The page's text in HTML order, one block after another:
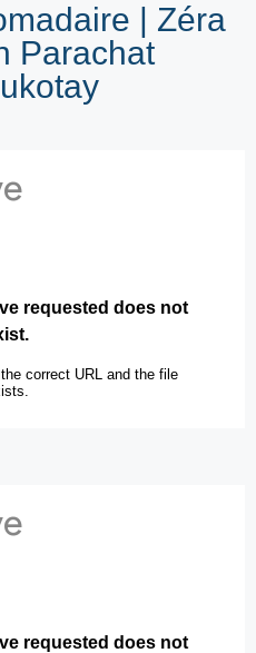
| Zéra
Parachat